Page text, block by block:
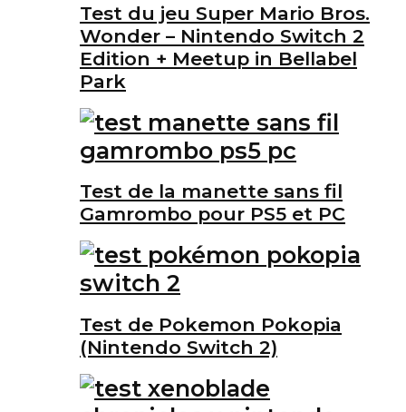
Test du jeu Super Mario Bros.
Wonder – Nintendo Switch 2
Edition + Meetup in Bellabel
Park
Test de la manette sans fil
Gamrombo pour PS5 et PC
Test de Pokemon Pokopia
(Nintendo Switch 2)